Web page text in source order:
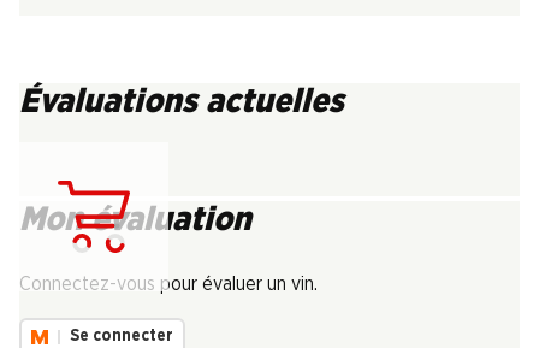
Évaluations actuelles
Mon évaluation
Connectez-vous pour évaluer un vin.
Se connecter